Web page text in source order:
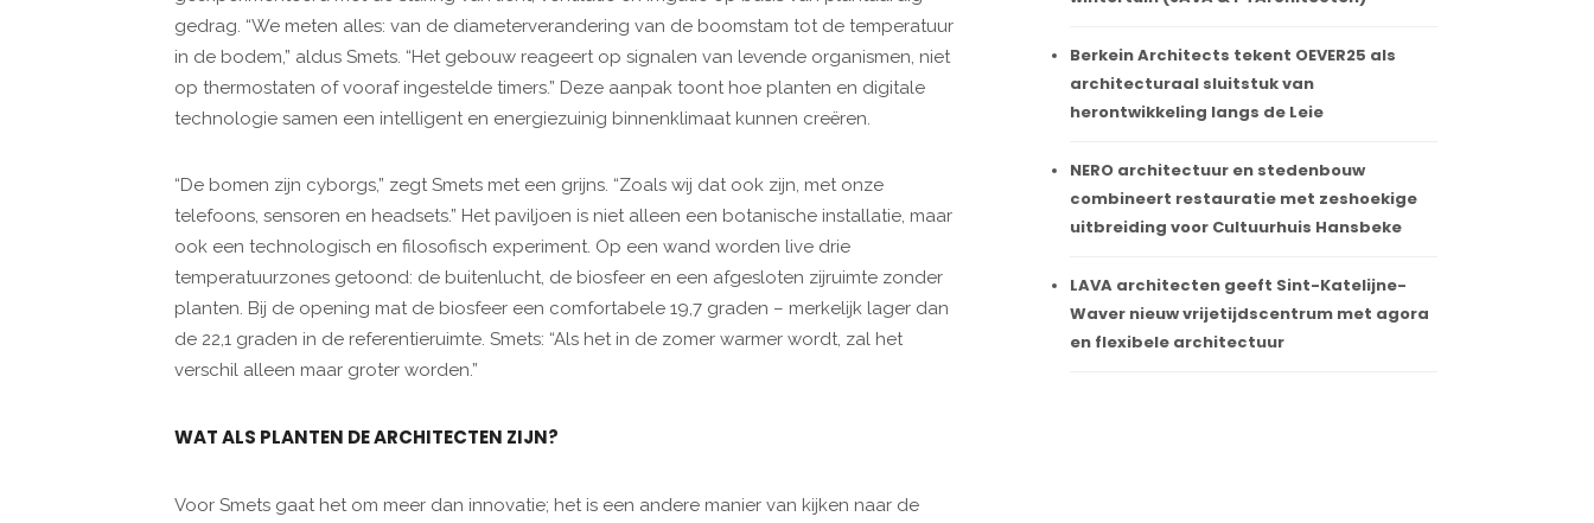
gedrag. “We meten alles: van de diameterverandering van de boomstam tot de temperatuur
in de bodem,” aldus Smets. “Het gebouw reageert op signalen van levende organismen, niet
op thermostaten of vooraf ingestelde timers.” Deze aanpak toont hoe planten en digitale
technologie samen een intelligent en energiezuinig binnenklimaat kunnen creëren.
“De bomen zijn cyborgs,” zegt Smets met een grijns. “Zoals wij dat ook zijn, met onze
telefoons, sensoren en headsets.” Het paviljoen is niet alleen een botanische installatie, maar
ook een technologisch en filosofisch experiment. Op een wand worden live drie
temperatuurzones getoond: de buitenlucht, de biosfeer en een afgesloten zijruimte zonder
planten. Bij de opening mat de biosfeer een comfortabele 19,7 graden – merkelijk lager dan
de 22,1 graden in de referentieruimte. Smets: “Als het in de zomer warmer wordt, zal het
verschil alleen maar groter worden.”
WAT ALS PLANTEN DE ARCHITECTEN ZIJN?
Voor Smets gaat het om meer dan innovatie; het is een andere manier van kijken naar de
Berkein Architects tekent OEVER25 als
architecturaal sluitstuk van
herontwikkeling langs de Leie
NERO architectuur en stedenbouw
combineert restauratie met zeshoekige
uitbreiding voor Cultuurhuis Hansbeke
LAVA architecten geeft Sint-Katelijne-
Waver nieuw vrijetijdscentrum met agora
en flexibele architectuur